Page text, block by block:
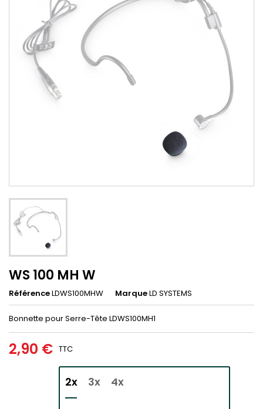
WS 100 MH W
RéférenceLDWS100MHW MarqueLD SYSTEMS
Bonnette pour Serre-Tête LDWS100MH1
2,90 € TTC
2x 3x 4x